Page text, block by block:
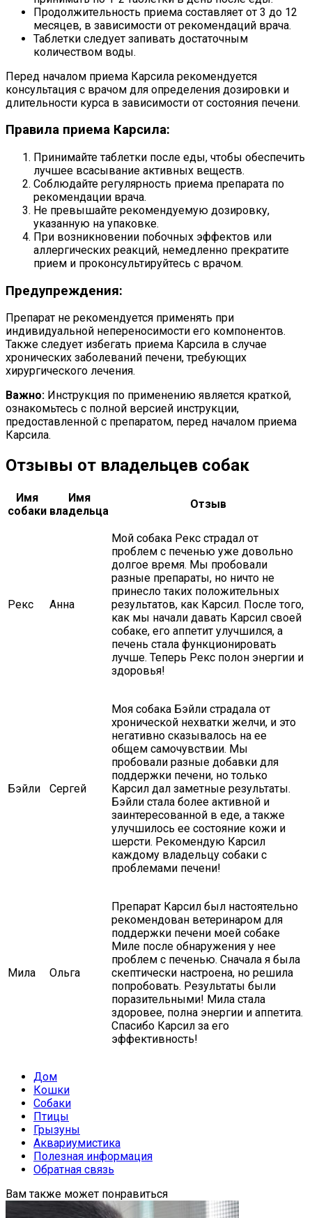
Продолжительность приема составляет от 3 до 12
месяцев, в зависимости от рекомендаций врача.
Таблетки следует запивать достаточным
количеством воды.
Перед началом приема Карсила рекомендуется
консультация с врачом для определения дозировки и
длительности курса в зависимости от состояния печени.
Правила приема Карсила:
Принимайте таблетки после еды, чтобы обеспечить
лучшее всасывание активных веществ.
Соблюдайте регулярность приема препарата по
рекомендации врача.
Не превышайте рекомендуемую дозировку,
указанную на упаковке.
При возникновении побочных эффектов или
аллергических реакций, немедленно прекратите
прием и проконсультируйтесь с врачом.
Предупреждения:
Препарат не рекомендуется применять при
индивидуальной непереносимости его компонентов.
Также следует избегать приема Карсила в случае
хронических заболеваний печени, требующих
хирургического лечения.
Важно: Инструкция по применению является краткой,
ознакомьтесь с полной версией инструкции,
предоставленной с препаратом, перед началом приема
Карсила.
Отзывы от владельцев собак
Имя
собаки
Имя
владельца
Отзыв
Рекс Анна
Мой собака Рекс страдал от
проблем с печенью уже довольно
долгое время. Мы пробовали
разные препараты, но ничто не
принесло таких положительных
результатов, как Карсил. После того,
как мы начали давать Карсил своей
собаке, его аппетит улучшился, а
печень стала функционировать
лучше. Теперь Рекс полон энергии и
здоровья!
Бэйли Сергей
Моя собака Бэйли страдала от
хронической нехватки желчи, и это
негативно сказывалось на ее
общем самочувствии. Мы
пробовали разные добавки для
поддержки печени, но только
Карсил дал заметные результаты.
Бэйли стала более активной и
заинтересованной в еде, а также
улучшилось ее состояние кожи и
шерсти. Рекомендую Карсил
каждому владельцу собаки с
проблемами печени!
Мила Ольга
Препарат Карсил был настоятельно
рекомендован ветеринаром для
поддержки печени моей собаке
Миле после обнаружения у нее
проблем с печенью. Сначала я была
скептически настроена, но решила
попробовать. Результаты были
поразительными! Мила стала
здоровее, полна энергии и аппетита.
Спасибо Карсил за его
эффективность!
Дом
Кошки
Собаки
Птицы
Грызуны
Аквариумистика
Полезная информация
Обратная связь
Вам также может понравиться